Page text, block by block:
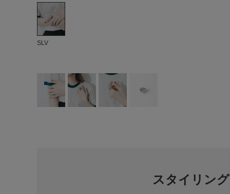
SLV
スタイリング